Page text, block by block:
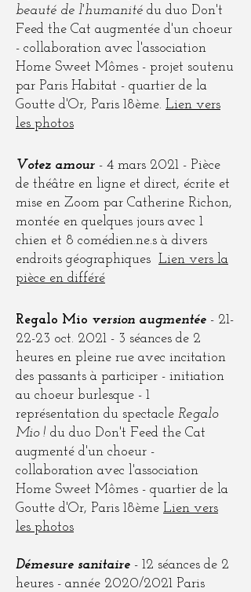
beauté de l'humanité du duo Don't
Feed the Cat augmentée d'un choeur
- collaboration avec l'association
Home Sweet Mômes - projet soutenu
par Paris Habitat - quartier de la
Goutte d'Or, Paris 18ème. Lien vers
les photos
Votez amour - 4 mars 2021 - Pièce
de théâtre en ligne et direct, écrite et
mise en Zoom par Catherine Richon,
montée en quelques jours avec 1
chien et 8 comédien.ne.s à divers
endroits géographiques Lien vers la
pièce en différé
Regalo Mio version augmentée - 21-
22-23 oct. 2021 - 3 séances de 2
heures en pleine rue avec incitation
des passants à participer - initiation
au choeur burlesque - 1
représentation du spectacle Regalo
Mio ! du duo Don't Feed the Cat
augmenté d'un choeur -
collaboration avec l'association
Home Sweet Mômes - quartier de la
Goutte d'Or, Paris 18ème Lien vers
les photos
Démesure sanitaire - 12 séances de 2
heures - année 2020/2021 Paris